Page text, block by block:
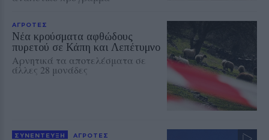
ΑΓΡΟΤΕΣ
Νέα κρούσματα αφθώδους
πυρετού σε Κάπη και Λεπέτυμνο
Αρνητικά τα αποτελέσματα σε
άλλες 28 μονάδες
ΣΥΝΕΝΤΕΥΞΗ ΑΓΡΟΤΕΣ